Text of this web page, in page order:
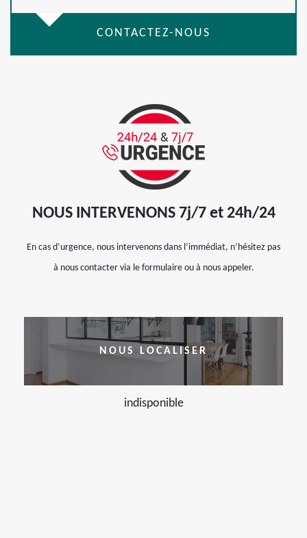
CONTACTEZ-NOUS
NOUS INTERVENONS 7j/7 et 24h/24
En cas d’urgence, nous intervenons dans l’immédiat, n’hésitez pas
à nous contacter via le formulaire ou à nous appeler.
NOUS LOCALISER
indisponible